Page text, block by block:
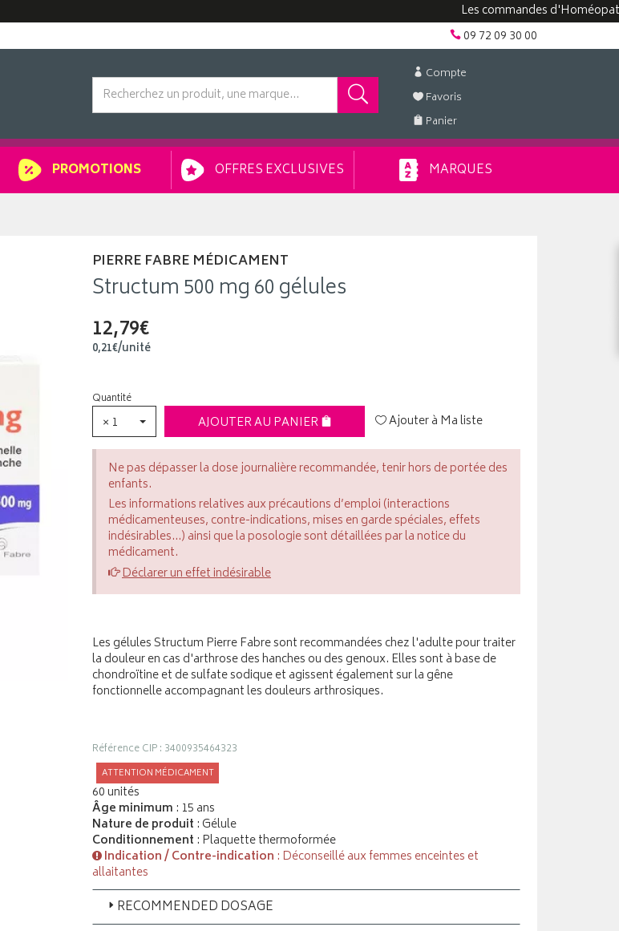
Les commandes d'Homéopathie
09 72 09 30 00
Compte
Favoris
Panier
PROMOTIONS OFFRES EXCLUSIVES MARQUES
PIERRE FABRE MÉDICAMENT
Structum 500 mg 60 gélules
12,79€
0,21€/unité
Quantité
× 1 AJOUTER AU PANIER Ajouter à Ma liste
Ne pas dépasser la dose journalière recommandée, tenir hors de portée des
enfants.
Les informations relatives aux précautions d’emploi (interactions
médicamenteuses, contre-indications, mises en garde spéciales, effets
indésirables...) ainsi que la posologie sont détaillées par la notice du
médicament.
Déclarer un effet indésirable
Les gélules Structum Pierre Fabre sont recommandées chez l'adulte pour traiter
la douleur en cas d'arthrose des hanches ou des genoux. Elles sont à base de
chondroïtine et de sulfate sodique et agissent également sur la gêne
fonctionnelle accompagnant les douleurs arthrosiques.
Référence CIP : 3400935464323
ATTENTION MÉDICAMENT
60 unités
Âge minimum : 15 ans
Nature de produit : Gélule
Conditionnement : Plaquette thermoformée
Indication / Contre-indication : Déconseillé aux femmes enceintes et
allaitantes
RECOMMENDED DOSAGE